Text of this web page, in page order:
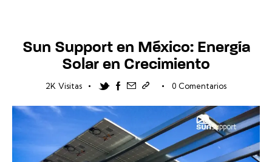
Sun Support en México: Energía
Solar en Crecimiento
2K Visitas Twitter-new
Facebook
Share-email
Copiar enlace
0 Comentarios